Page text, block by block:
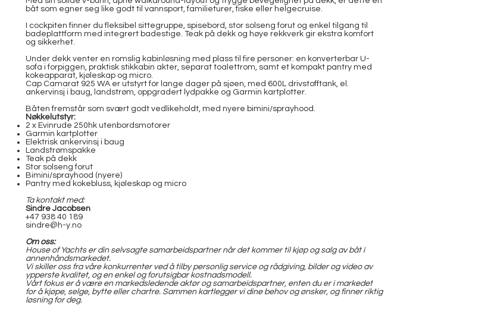
båt som egner seg like godt til vannsport, familieturer, fiske eller helgecruise.
I cockpiten finner du fleksibel sittegruppe, spisebord, stor solseng forut og enkel tilgang til
badeplattform med integrert badestige. Teak på dekk og høye rekkverk gir ekstra komfort
og sikkerhet.
Under dekk venter en romslig kabinløsning med plass til fire personer: en konverterbar U-
sofa i forpiggen, praktisk stikkabin akter, separat toalettrom, samt et kompakt pantry med
kokeapparat, kjøleskap og micro.
Cap Camarat 925 WA er utstyrt for lange dager på sjøen, med 600L drivstofftank, el.
ankervinsj i baug, landstrøm, oppgradert lydpakke og Garmin kartplotter.
Båten fremstår som svært godt vedlikeholdt, med nyere bimini/sprayhood.
Nøkkelutstyr:
2 x Evinrude 250hk utenbordsmotorer
Garmin kartplotter
Elektrisk ankervinsj i baug
Landstrømspakke
Teak på dekk
Stor solseng forut
Bimini/sprayhood (nyere)
Pantry med kokebluss, kjøleskap og micro
Ta kontakt med:
Sindre Jacobsen
+47 938 40 189
sindre@h-y.no
Om oss:
House of Yachts er din selvsagte samarbeidspartner når det kommer til kjøp og salg av båt i
annenhåndsmarkedet.
Vi skiller oss fra våre konkurrenter ved å tilby personlig service og rådgiving, bilder og video av
ypperste kvalitet, og en enkel og forutsigbar kostnadsmodell.
Vårt fokus er å være en markedsledende aktør og samarbeidspartner, enten du er i markedet
for å kjøpe, selge, bytte eller chartre. Sammen kartlegger vi dine behov og ønsker, og finner riktig
løsning for deg.